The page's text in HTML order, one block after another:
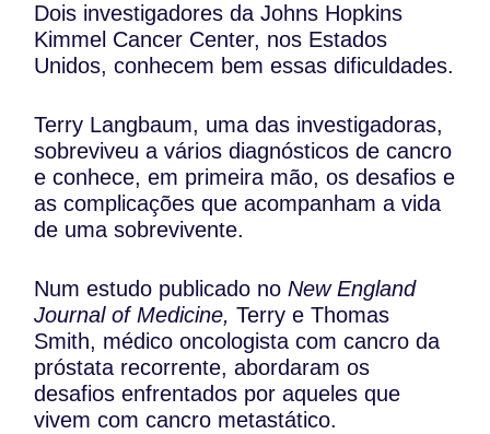
Dois investigadores da Johns Hopkins
Kimmel Cancer Center, nos Estados
Unidos, conhecem bem essas dificuldades.
Terry Langbaum, uma das investigadoras,
sobreviveu a vários diagnósticos de cancro
e conhece, em primeira mão, os desafios e
as complicações que acompanham a vida
de uma sobrevivente.
Num estudo publicado noNew England
Journal of Medicine,Terry e Thomas
Smith, médico oncologista com cancro da
próstata recorrente, abordaram os
desafios enfrentados por aqueles que
vivem com cancro metastático.